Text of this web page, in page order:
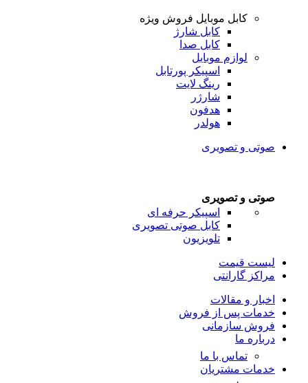
کابل موبایل فروش ویژه
کابل شارژ
کابل صدا
لوازم موبایل
اسپیکر پورتابل
رینگ لایت
شارژر
هدفون
هولدر
صوتی و تصویری
صوتی و تصویری
اسپیکر حرفه ای
کابل صوتی تصویری
تلویزیون
لیست قیمت
مراکز گارانتی
اخبار و مقالات
خدمات پس از فروش
فروش سازمانی
درباره ما
تماس با ما
خدمات مشتریان